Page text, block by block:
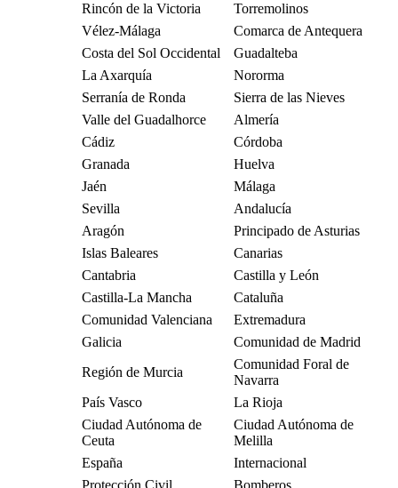
Rincón de la Victoria
Torremolinos
Vélez-Málaga
Comarca de Antequera
Costa del Sol Occidental
Guadalteba
La Axarquía
Nororma
Serranía de Ronda
Sierra de las Nieves
Valle del Guadalhorce
Almería
Cádiz
Córdoba
Granada
Huelva
Jaén
Málaga
Sevilla
Andalucía
Aragón
Principado de Asturias
Islas Baleares
Canarias
Cantabria
Castilla y León
Castilla-La Mancha
Cataluña
Comunidad Valenciana
Extremadura
Galicia
Comunidad de Madrid
Región de Murcia
Comunidad Foral de
Navarra
País Vasco
La Rioja
Ciudad Autónoma de
Ceuta
Ciudad Autónoma de
Melilla
España
Internacional
Protección Civil
Bomberos